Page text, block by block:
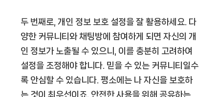
두 번째로, 개인 정보 보호 설정을 잘 활용하세요. 다
양한 커뮤니티와 채팅방에 참여하게 되면 자신의 개
인 정보가 노출될 수 있으니, 이를 충분히 고려하여
설정을 조정해야 합니다. 믿을 수 있는 커뮤니티일수
록 안심할 수 있습니다. 평소에는 나 자신을 보호하
는 것이 최우선이죠. 안전한 사용을 위해 공유하는